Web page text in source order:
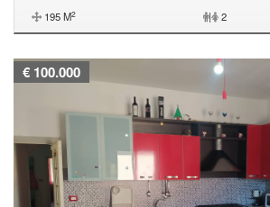
195 M2 | 2
€ 100.000